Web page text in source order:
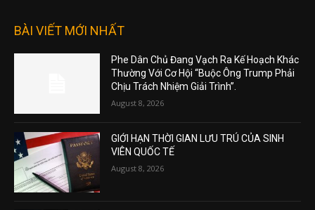
BÀI VIẾT MỚI NHẤT
Phe Dân Chủ Đang Vạch Ra Kế Hoạch Khác
Thường Với Cơ Hội “Buộc Ông Trump Phải
Chịu Trách Nhiệm Giải Trình”.
August 8, 2026
GIỚI HẠN THỜI GIAN LƯU TRÚ CỦA SINH
VIÊN QUỐC TẾ
August 8, 2026